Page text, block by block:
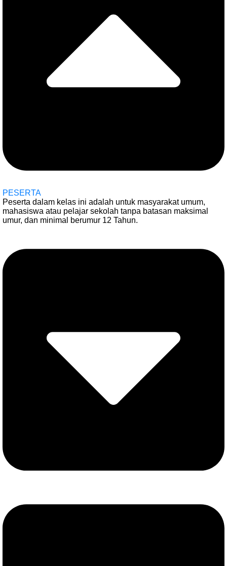
PESERTA
Peserta dalam kelas ini adalah untuk masyarakat umum,
mahasiswa atau pelajar sekolah tanpa batasan maksimal
umur, dan minimal berumur 12 Tahun.